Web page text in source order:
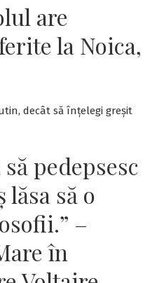
are
la Noica,
decât să înțelegi greșit
să pedepsesc
să o
–
în